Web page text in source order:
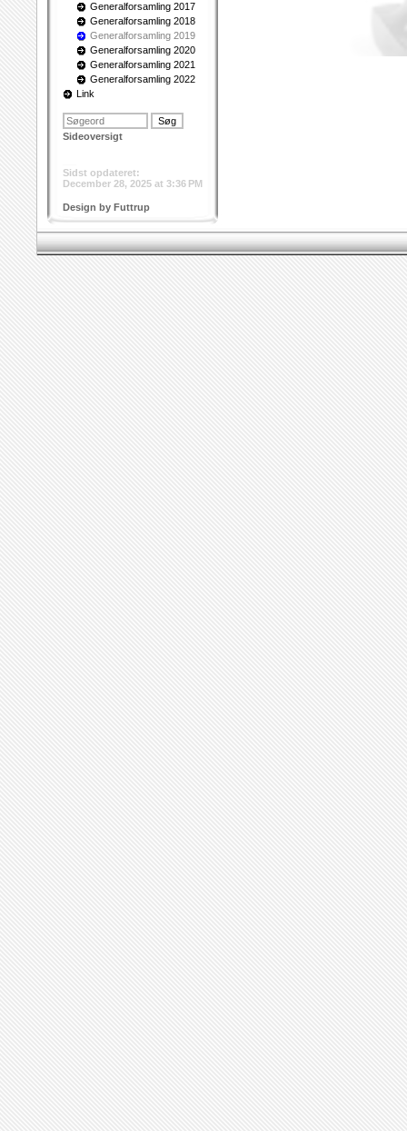
Generalforsamling 2017
Generalforsamling 2018
Generalforsamling 2019
Generalforsamling 2020
Generalforsamling 2021
Generalforsamling 2022
Link
Sideoversigt
Sidst opdateret:
December 28, 2025 at 3:36 PM
Design by Futtrup